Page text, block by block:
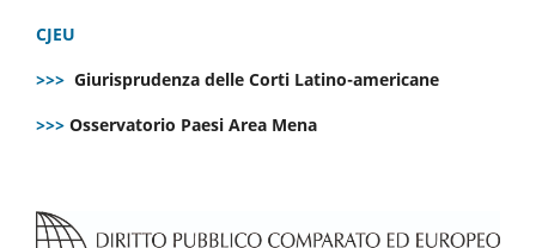
CJEU
>>> Giurisprudenza delle Corti Latino-americane
>>> Osservatorio Paesi Area Mena